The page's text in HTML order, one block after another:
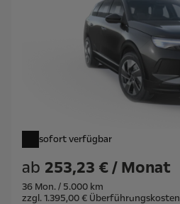
sofort verfügbar
ab 253,23 € / Monat
36 Mon. / 5.000 km
zzgl. 1.395,00 € Überführungskosten